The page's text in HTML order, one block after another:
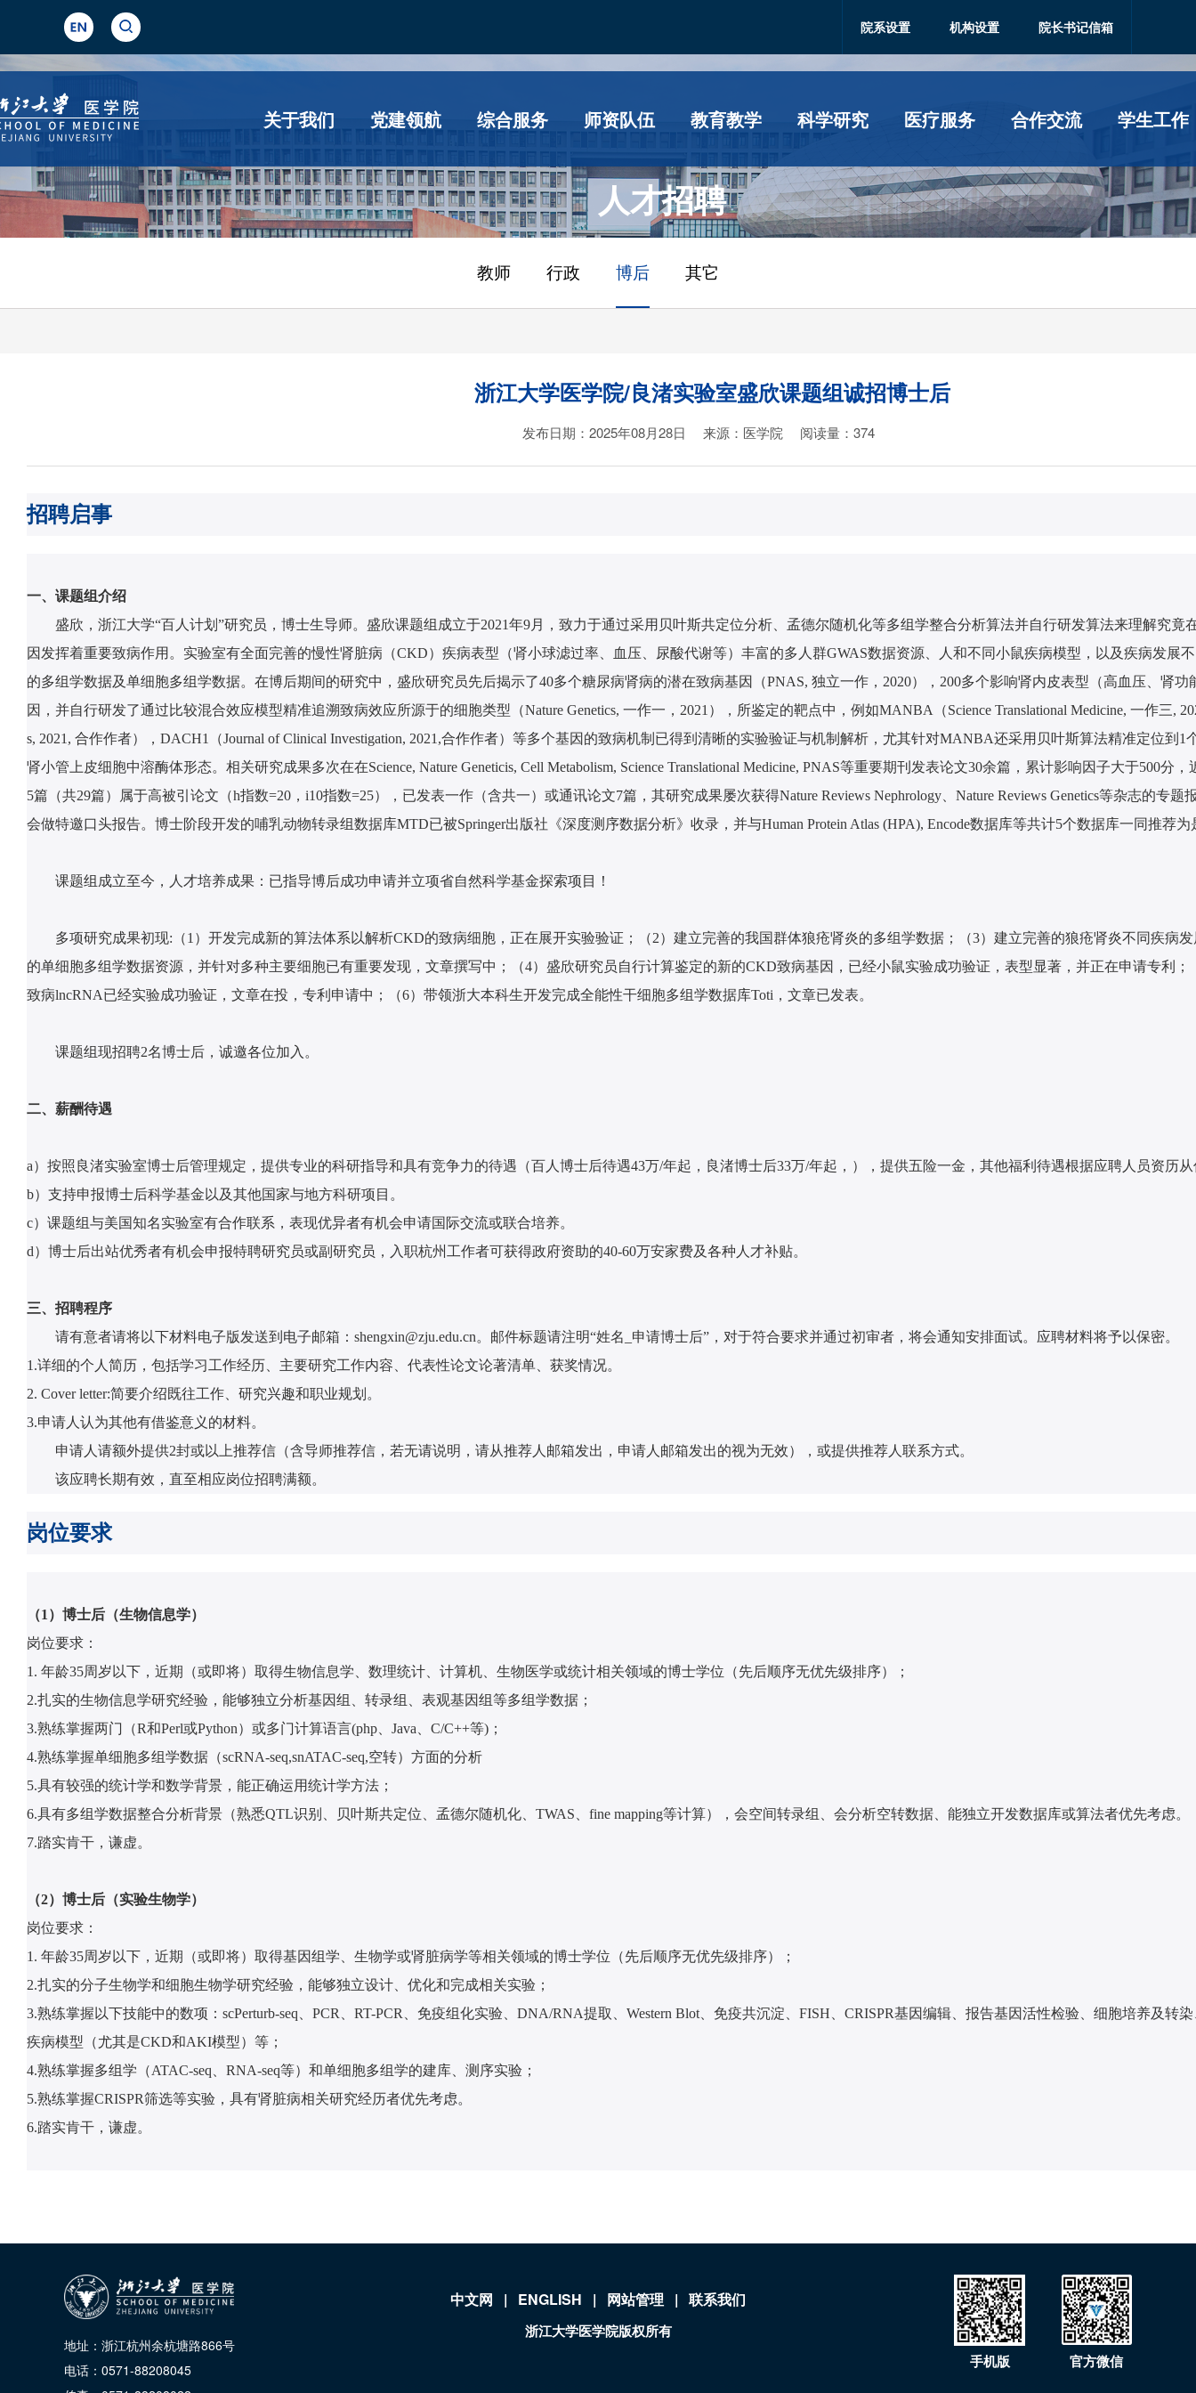
关于我们 党建领航 综合服务 师资队伍 教育教学 科学研究 医疗服务 合作交流 学生工作
院系设置 机构设置 院长书记信箱
人才招聘
教师 行政 博后 其它
浙江大学医学院/良渚实验室盛欣课题组诚招博士后
发布日期：2025年08月28日 来源：医学院 阅读量： 374
招聘启事
一、课题组介绍
盛欣，浙江大学“百人计划”研究员，博士生导师。盛欣课题组成立于2021年9月，致力于通过采用贝叶斯共定位分析、孟德尔随机化等多组学整合分析算法并自行研发算法来理解究竟
因发挥着重要致病作用。实验室有全面完善的慢性肾脏病（CKD）疾病表型（肾小球滤过率、血压、尿酸代谢等）丰富的多人群GWAS数据资源、人和不同小鼠疾病模型，以及疾病发展
的多组学数据及单细胞多组学数据。在博后期间的研究中，盛欣研究员先后揭示了40多个糖尿病肾病的潜在致病基因（PNAS, 独立一作，2020），200多个影响肾内皮表型（高血压、肾
因，并自行研发了通过比较混合效应模型精准追溯致病效应所源于的细胞类型（Nature Genetics, 一作一，2021），所鉴定的靶点中，例如MANBA（Science Translational Medicine, 一作三,
s, 2021, 合作作者），DACH1（Journal of Clinical Investigation, 2021,合作作者）等多个基因的致病机制已得到清晰的实验验证与机制解析，尤其针对MANBA还采用贝叶斯算法精准定位到1
肾小管上皮细胞中溶酶体形态。相关研究成果多次在在Science, Nature Geneticis, Cell Metabolism, Science Translational Medicine, PNAS等重要期刊发表论文30余篇，累计影响因子大于500分
5篇（共29篇）属于高被引论文（h指数=20，i10指数=25），已发表一作（含共一）或通讯论文7篇，其研究成果屡次获得Nature Reviews Nephrology、Nature Reviews Genetics等杂志的专
会做特邀口头报告。博士阶段开发的哺乳动物转录组数据库MTD已被Springer出版社《深度测序数据分析》收录，并与Human Protein Atlas (HPA), Encode数据库等共计5个数据库一同推荐
课题组成立至今，人才培养成果：已指导博后成功申请并立项省自然科学基金探索项目！
多项研究成果初现:（1）开发完成新的算法体系以解析CKD的致病细胞，正在展开实验验证；（2）建立完善的我国群体狼疮肾炎的多组学数据；（3）建立完善的狼疮肾炎不同疾病
的单细胞多组学数据资源，并针对多种主要细胞已有重要发现，文章撰写中；（4）盛欣研究员自行计算鉴定的新的CKD致病基因，已经小鼠实验成功验证，表型显著，并正在申请专利
致病lncRNA已经实验成功验证，文章在投，专利申请中；（6）带领浙大本科生开发完成全能性干细胞多组学数据库Toti，文章已发表。
课题组现招聘2名博士后，诚邀各位加入。
二、 薪酬待遇
a）按照良渚实验室博士后管理规定，提供专业的科研指导和具有竞争力的待遇（百人博士后待遇43万/年起，良渚博士后33万/年起，），提供五险一金，其他福利待遇根据应聘人员资历
b）支持申报博士后科学基金以及其他国家与地方科研项目。
c）课题组与美国知名实验室有合作联系，表现优异者有机会申请国际交流或联合培养。
d）博士后出站优秀者有机会申报特聘研究员或副研究员，入职杭州工作者可获得政府资助的40-60万安家费及各种人才补贴。
三、招聘程序
请有意者请将以下材料电子版发送到电子邮箱：shengxin@zju.edu.cn。邮件标题请注明“姓名_申请博士后”，对于符合要求并通过初审者，将会通知安排面试。应聘材料将予以保密。
1.详细的个人简历，包括学习工作经历、主要研究工作内容、代表性论文论著清单、获奖情况。
2. Cover letter:简要介绍既往工作、研究兴趣和职业规划。
3.申请人认为其他有借鉴意义的材料。
申请人请额外提供2封或以上推荐信（含导师推荐信，若无请说明，请从推荐人邮箱发出，申请人邮箱发出的视为无效），或提供推荐人联系方式。
该应聘长期有效，直至相应岗位招聘满额。
岗位要求
（1）博士后（生物信息学）
岗位要求：
1. 年龄35周岁以下，近期（或即将）取得生物信息学、数理统计、计算机、生物医学或统计相关领域的博士学位（先后顺序无优先级排序）；
2.扎实的生物信息学研究经验，能够独立分析基因组、转录组、表观基因组等多组学数据；
3.熟练掌握两门（R和Perl或Python）或多门计算语言(php、Java、C/C++等)；
4.熟练掌握单细胞多组学数据（scRNA-seq,snATAC-seq,空转）方面的分析
5.具有较强的统计学和数学背景，能正确运用统计学方法；
6.具有多组学数据整合分析背景（熟悉QTL识别、贝叶斯共定位、孟德尔随机化、TWAS、fine mapping等计算），会空间转录组、会分析空转数据、能独立开发数据库或算法者优先考虑。
7.踏实肯干，谦虚。
（2）博士后（实验生物学）
岗位要求：
1. 年龄35周岁以下，近期（或即将）取得基因组学、生物学或肾脏病学等相关领域的博士学位（先后顺序无优先级排序）；
2.扎实的分子生物学和细胞生物学研究经验，能够独立设计、优化和完成相关实验；
3.熟练掌握以下技能中的数项：scPerturb-seq、PCR、RT-PCR、免疫组化实验、DNA/RNA提取、Western Blot、免疫共沉淀、FISH、CRISPR基因编辑、报告基因活性检验、细胞培养及转
疾病模型（尤其是CKD和AKI模型）等；
4.熟练掌握多组学（ATAC-seq、RNA-seq等）和单细胞多组学的建库、测序实验；
5.熟练掌握CRISPR筛选等实验，具有肾脏病相关研究经历者优先考虑。
6.踏实肯干，谦虚。
地址：浙江杭州余杭塘路866号
电话：0571-88208045
中文网 | ENGLISH | 网站管理 | 联系我们
浙江大学医学院版权所有
手机版
官方微信